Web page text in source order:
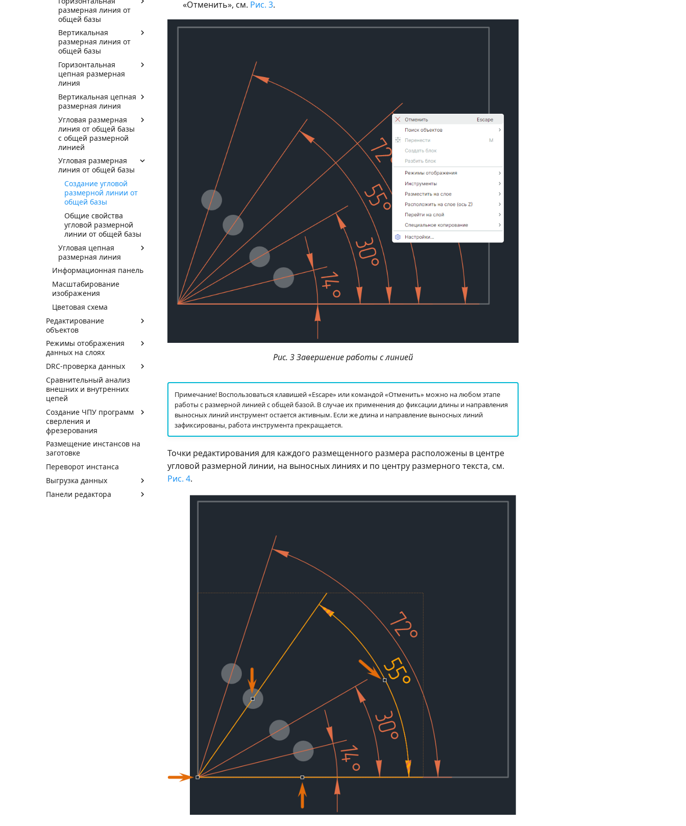
размерная линия от
общей базы
Вертикальная
размерная линия от
общей базы
Горизонтальная
цепная размерная
линия
Вертикальная цепная
размерная линия
Угловая размерная
линия от общей базы
с общей размерной
линией
Угловая размерная
линия от общей базы
Создание угловой
размерной линии от
общей базы
Общие свойства
угловой размерной
линии от общей базы
Угловая цепная
размерная линия
Информационная панель
Масштабирование
изображения
Цветовая схема
Редактирование
объектов
Режимы отображения
данных на слоях
DRC-проверка данных
Сравнительный анализ
внешних и внутренних
цепей
Создание ЧПУ программ
сверления и
фрезерования
Размещение инстансов на
заготовке
Переворот инстанса
Выгрузка данных
Панели редактора
«Отменить», см. Рис. 3.
Рис. 3 Завершение работы с линией
Примечание! Воспользоваться клавишей «Escape» или командой «Отменить» можно на любом этапе
работы с размерной линией с общей базой. В случае их применения до фиксации длины и направления
выносных линий инструмент остается активным. Если же длина и направление выносных линий
зафиксированы, работа инструмента прекращается.
Точки редактирования для каждого размещенного размера расположены в центре
угловой размерной линии, на выносных линиях и по центру размерного текста, см.
Рис. 4.